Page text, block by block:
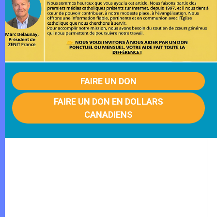
FAIRE UN DON
FAIRE UN DON EN DOLLARS
CANADIENS